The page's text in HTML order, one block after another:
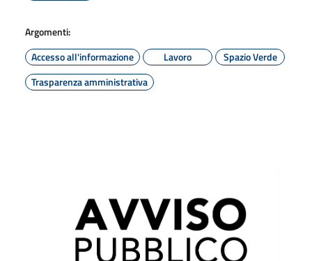
Argomenti:
Accesso all'informazione
Lavoro
Spazio Verde
Trasparenza amministrativa